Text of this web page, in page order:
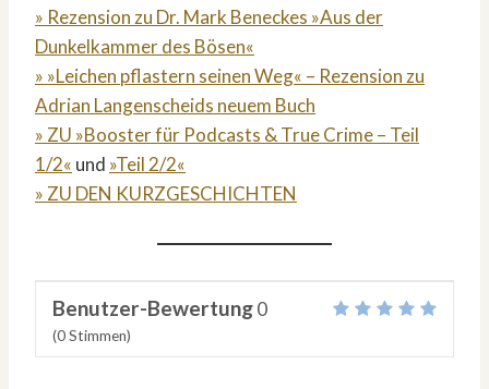
» Rezension zu Dr. Mark Beneckes »Aus der
Dunkelkammer des Bösen«
» »Leichen pflastern seinen Weg« – Rezension zu
Adrian Langenscheids neuem Buch
» ZU »Booster für Podcasts & True Crime – Teil
1/2« und »Teil 2/2«
» ZU DEN KURZGESCHICHTEN
Benutzer-Bewertung0
(0Stimmen)